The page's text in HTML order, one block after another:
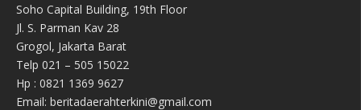
Soho Capital Building, 19th Floor
Jl. S. Parman Kav 28
Grogol, Jakarta Barat
Telp 021 – 505 15022
Hp : 0821 1369 9627
Email: beritadaerahterkini@gmail.com